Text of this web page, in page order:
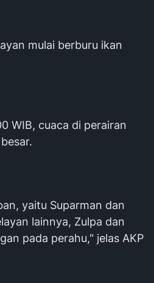
mulai berburu ikan
WIB, cuaca di perairan
yaitu Suparman dan
lainnya, Zulpa dan
pada perahu," jelas AKP